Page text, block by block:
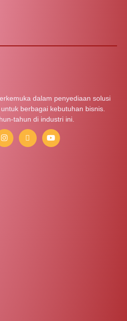
dalam penyediaan solusi
berbagai kebutuhan bisnis.
tahun di industri ini.